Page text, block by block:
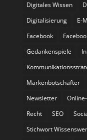
Digitales Wissen
Digitalisierung
E-
Facebook
Gedankenspiele
Markenbotschafter
Newsletter
Recht
SEO
Stichwort